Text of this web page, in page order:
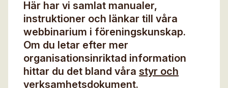
Digitalt museum
Stipendier
Gesäll- och mästarbrev
Immateriellt kulturarv
Mina sidor
Sök
Eng
Här har vi samlat manualer,
instruktioner och länkar till våra
webbinarium i föreningskunskap.
Om du letar efter mer
organisationsinriktad information
hittar du det bland våra styr och
verksamhetsdokument.
E-post*
Medlemsnummer